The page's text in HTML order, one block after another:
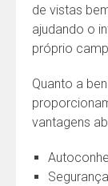
de vistas
ajudando o
próprio
Quanto a
vantagens